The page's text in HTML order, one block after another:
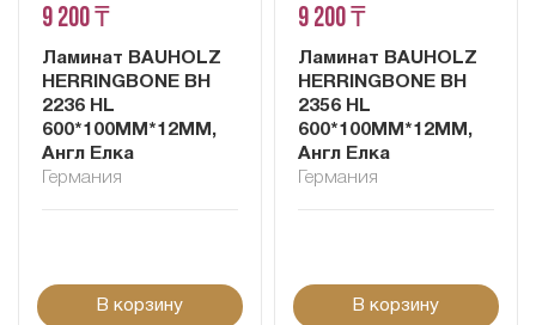
9 200 ₸
Ламинат BAUHOLZ
HERRINGBONE BH
2236 HL
600*100MM*12ММ,
Англ Елка
Германия
В корзину
9 200 ₸
Ламинат BAUHOLZ
HERRINGBONE BH
2356 HL
600*100MM*12ММ,
Англ Елка
Германия
В корзину